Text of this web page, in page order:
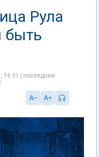
Рула
быть
16:31 | последнее